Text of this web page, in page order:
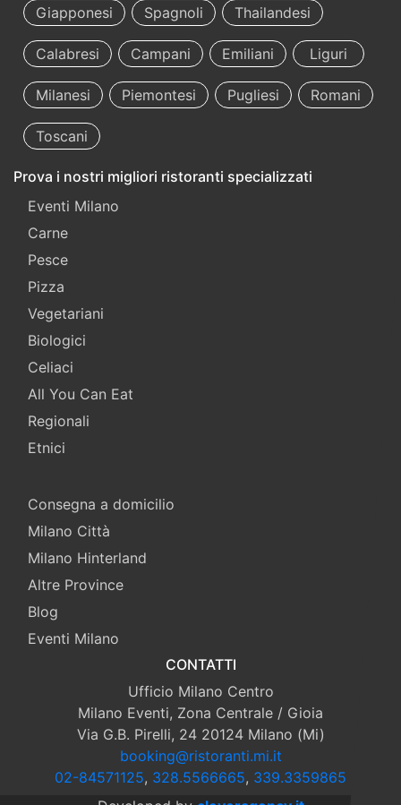
Giapponesi Spagnoli Thailandesi
Calabresi Campani Emiliani Liguri
Milanesi Piemontesi Pugliesi Romani
Toscani
Prova i nostri migliori ristoranti specializzati
Eventi Milano
Carne
Pesce
Pizza
Vegetariani
Biologici
Celiaci
All You Can Eat
Regionali
Etnici
Consegna a domicilio
Milano Città
Milano Hinterland
Altre Province
Blog
Eventi Milano
CONTATTI
Ufficio Milano Centro
Milano Eventi, Zona Centrale / Gioia
Via G.B. Pirelli, 24 20124 Milano (Mi)
booking@ristoranti.mi.it
02-84571125, 328.5566665, 339.3359865